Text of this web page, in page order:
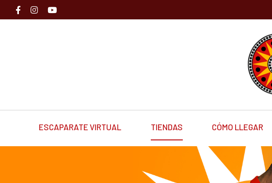
ESCAPARATE VIRTUAL TIENDAS CÓMO LLEGAR